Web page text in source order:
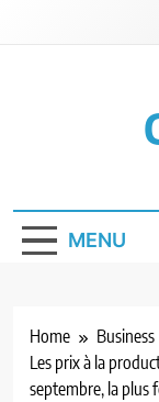
MENU
Home
Business
Les prix à la
septembre, la plus